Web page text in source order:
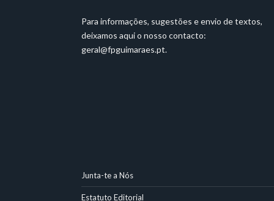
Para informações, sugestões e envio de textos,
deixamos aqui o nosso contacto:
geral@fpguimaraes.pt.
Junta-te a Nós
Estatuto Editorial